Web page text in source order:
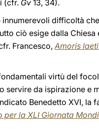
(cfr. Gv 13, 34).
innumerevoli difficoltà
ciò esige dalla Chiesa
Francesco, Amoris
virtù del
servire da ispirazione e
Benedetto XVI, la
per la XLI Giornata